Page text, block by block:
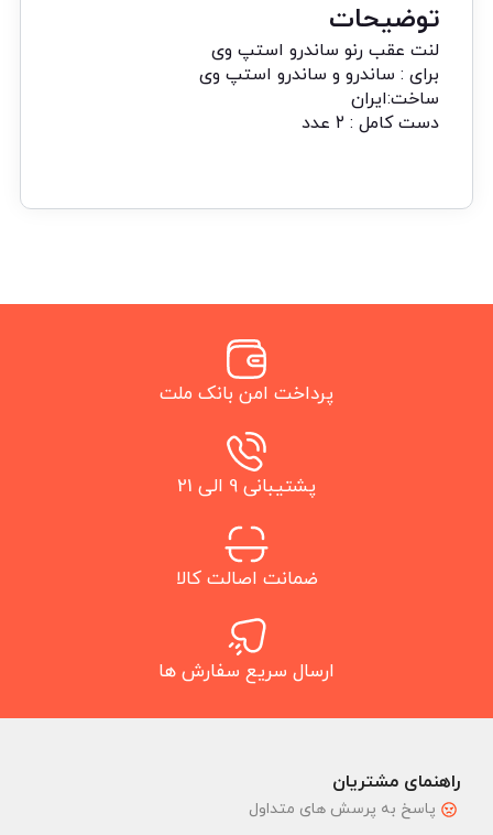
توضیحات
لنت عقب رنو ساندرو استپ وی
برای : ساندرو و ساندرو استپ وی
ساخت:ایران
دست کامل : ۲ عدد
پرداخت امن بانک ملت
پشتیبانی 9 الی 21
ضمانت اصالت کالا
ارسال سریع سفارش ها
راهنمای مشتریان
پاسخ به پرسش های متداول